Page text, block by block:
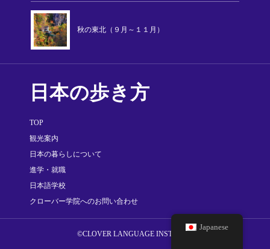
秋の東北（９月～１１月）
日本の歩き方
TOP
観光案内
日本の暮らしについて
進学・就職
日本語学校
クローバー学院へのお問い合わせ
©CLOVER LANGUAGE INSTITUTE
Japanese